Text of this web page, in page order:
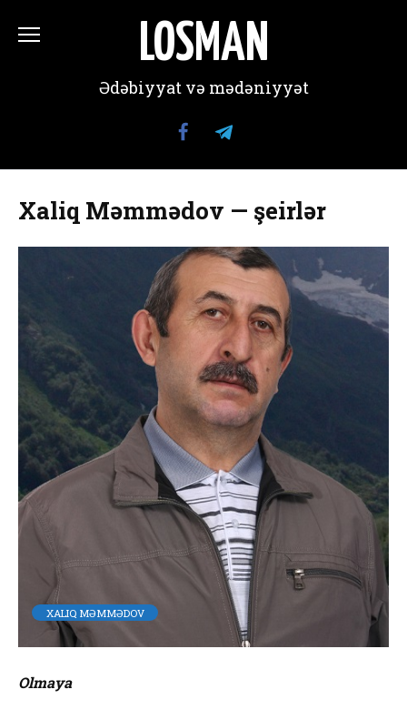
содержанию LOSMAN
Ədəbiyyat və mədəniyyət
Xaliq Məmmədov — şeirlər
XALIQ MƏMMƏDOV
Olmaya